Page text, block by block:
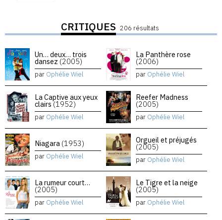
CRITIQUES 206 résultats
Un… deux… trois
dansez (2005)
par Ophélie Wiel
La Panthère rose
(2006)
par Ophélie Wiel
La Captive aux yeux
clairs(1952)
par Ophélie Wiel
Reefer Madness
(2005)
par Ophélie Wiel
Niagara (1953)
par Ophélie Wiel
Orgueil et préjugés
(2005)
par Ophélie Wiel
La rumeur court…
(2005)
par Ophélie Wiel
Le Tigre et la neige
(2005)
par Ophélie Wiel